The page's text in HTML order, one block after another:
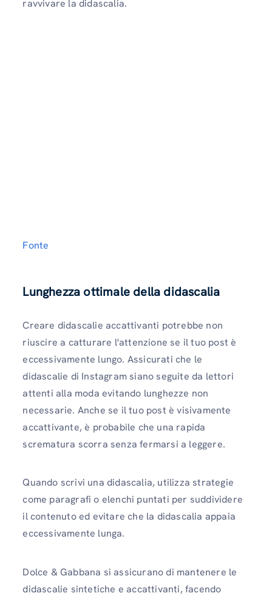
ravvivare la didascalia.
Fonte
Lunghezza ottimale della didascalia
Creare didascalie accattivanti potrebbe non
riuscire a catturare l'attenzione se il tuo post è
eccessivamente lungo. Assicurati che le
didascalie di Instagram siano seguite da lettori
attenti alla moda evitando lunghezze non
necessarie. Anche se il tuo post è visivamente
accattivante, è probabile che una rapida
scrematura scorra senza fermarsi a leggere.
Quando scrivi una didascalia, utilizza strategie
come paragrafi o elenchi puntati per suddividere
il contenuto ed evitare che la didascalia appaia
eccessivamente lunga.
Dolce & Gabbana si assicurano di mantenere le
didascalie sintetiche e accattivanti, facendo